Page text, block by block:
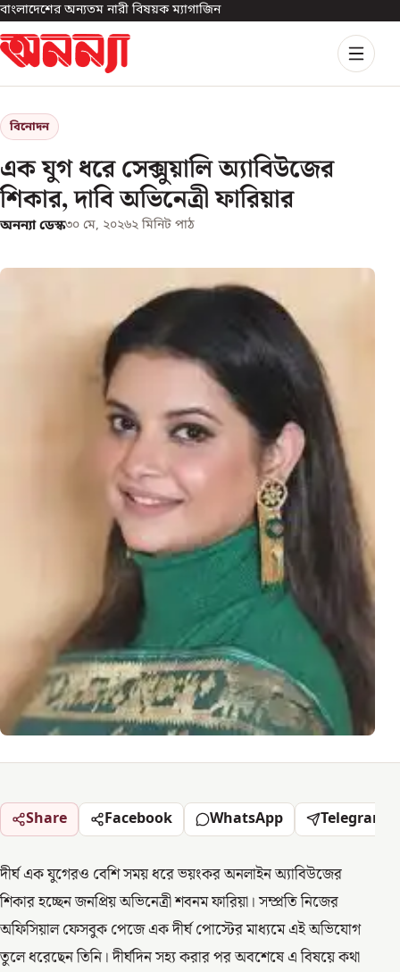
বাংলাদেশের অন্যতম নারী বিষয়ক ম্যাগাজিন
বিনোদন
এক যুগ ধরে সেক্সুয়ালি অ্যাবিউজের
শিকার, দাবি অভিনেত্রী ফারিয়ার
অনন্যা ডেস্ক৩০ মে, ২০২৬২ মিনিট পাঠ
Share Facebook WhatsApp Telegram
দীর্ঘ এক যুগেরও বেশি সময় ধরে ভয়ংকর অনলাইন অ্যাবিউজের
শিকার হচ্ছেন জনপ্রিয় অভিনেত্রী শবনম ফারিয়া। সম্প্রতি নিজের
অফিসিয়াল ফেসবুক পেজে এক দীর্ঘ পোস্টের মাধ্যমে এই অভিযোগ
তুলে ধরেছেন তিনি। দীর্ঘদিন সহ্য করার পর অবশেষে এ বিষয়ে কথা